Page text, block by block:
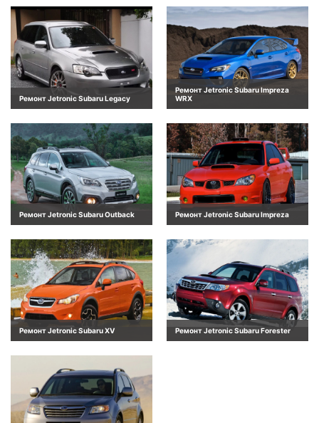
Ремонт Jetronic Subaru Legacy
Ремонт Jetronic Subaru Impreza
WRX
Ремонт Jetronic Subaru Outback Ремонт Jetronic Subaru Impreza
Ремонт Jetronic Subaru XV Ремонт Jetronic Subaru Forester